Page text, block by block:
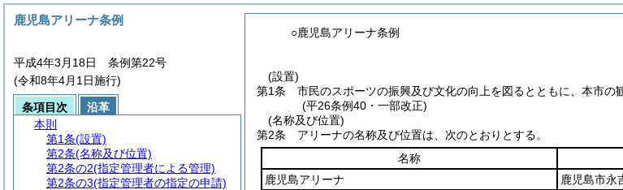
○鹿児島アリーナ条例
(設置)
第1条
市民のスポーツの振興及び文化の向上を図るとともに、本市の
(平26条例40・一部改正)
(名称及び位置)
第2条
アリーナの名称及び位置は、次のとおりとする。
名称
鹿児島アリーナ
鹿児島市永
鹿児島アリーナ条例
平成4年3月18日 条例第22号
(令和8年4月1日施行)
条項目次
沿革
本則
第1条(設置)
第2条(名称及び位置)
第2条の2(指定管理者による管理)
第2条の3(指定管理者の指定の申請)